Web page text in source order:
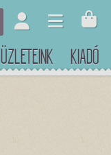
ÜZLETEINK KIADÓ